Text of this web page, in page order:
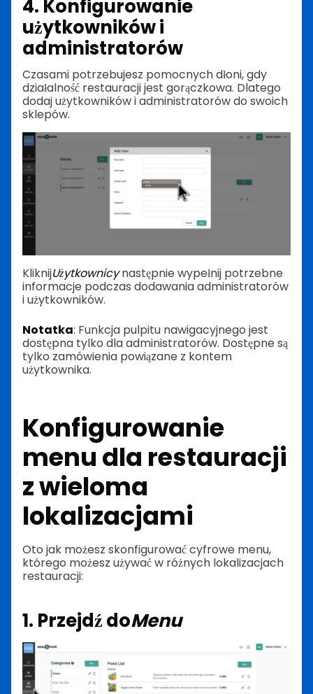
4. Konfigurowanie
użytkowników i
administratorów
Czasami potrzebujesz pomocnych dłoni, gdy
działalność restauracji jest gorączkowa. Dlatego
dodaj użytkowników i administratorów do swoich
sklepów.
KliknijUżytkownicynastępnie wypełnij potrzebne
informacje podczas dodawania administratorów
i użytkowników.
Notatka: Funkcja pulpitu nawigacyjnego jest
dostępna tylko dla administratorów. Dostępne są
tylko zamówienia powiązane z kontem
użytkownika.
Konfigurowanie
menu dla restauracji
z wieloma
lokalizacjami
Oto jak możesz skonfigurować cyfrowe menu,
którego możesz używać w różnych lokalizacjach
restauracji:
1. Przejdź doMenu